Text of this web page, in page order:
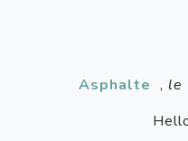
Asphalte , le